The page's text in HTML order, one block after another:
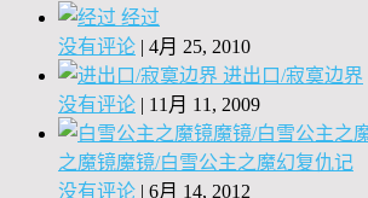
经过
没有评论 | 4月 25, 2010
进出口/寂寞边界
没有评论 | 11月 11, 2009
之魔镜魔镜/白雪公主之魔幻复仇记
没有评论 | 6月 14, 2012